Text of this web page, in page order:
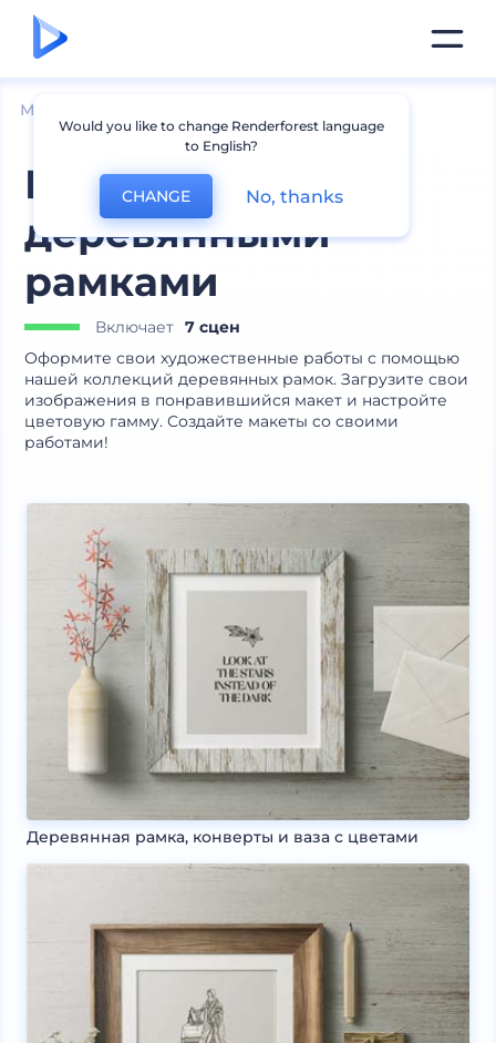
Мокапы
Макеты с
деревянными
рамками
Включает 7 сцен
Оформите свои художественные работы с помощью
нашей коллекций деревянных рамок. Загрузите свои
изображения в понравившийся макет и настройте
цветовую гамму. Создайте макеты со своими
работами!
Деревянная рамка, конверты и ваза с цветами
Would you like to change Renderforest language
to English?
CHANGE No, thanks